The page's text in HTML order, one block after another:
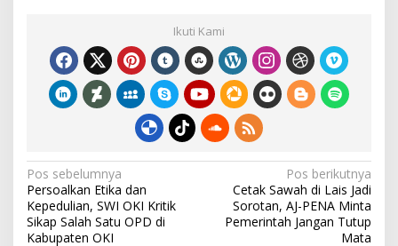
b
o
o
er l
ar
eIkuti Kami
N
a
v
Pos sebelumnya
Persoalkan Etika dan
Kepedulian, SWI OKI Kritik
Sikap Salah Satu OPD di
Kabupaten OKI
Pos berikutnya
Cetak Sawah di Lais Jadi
Sorotan, AJ-PENA Minta
Pemerintah Jangan Tutup
Mata